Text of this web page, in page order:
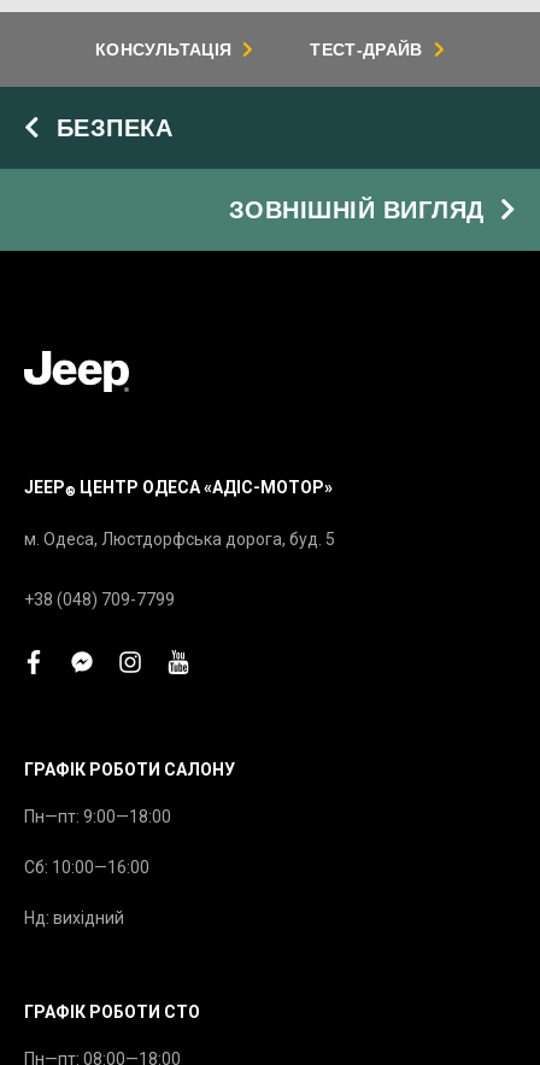
КОНСУЛЬТАЦІЯ ТЕСТ-ДРАЙВ
БЕЗПЕКА
ЗОВНІШНІЙ ВИГЛЯД
JEEP® ЦЕНТР ОДЕСА «АДІС-МОТОР»
м. Одеса, Люстдорфська дорога, буд. 5
+38 (048) 709-7799
facebookfacebook-
instagram
youtube
ГРАФІК РОБОТИ САЛОНУ
Пн—пт: 9:00—18:00
Сб: 10:00—16:00
Нд: вихідний
ГРАФІК РОБОТИ СТО
Пн—пт: 08:00—18:00